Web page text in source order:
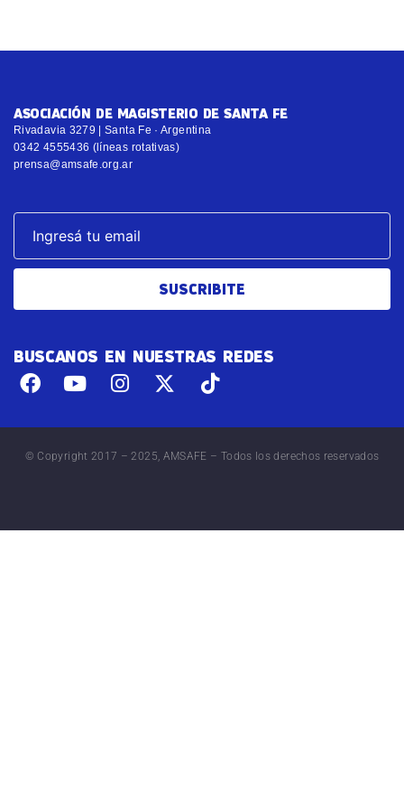
ASOCIACIÓN DE MAGISTERIO DE SANTA FE
Rivadavia 3279 | Santa Fe · Argentina
0342 4555436 (líneas rotativas)
prensa@amsafe.org.ar
SUSCRIBITE
BUSCANOS EN NUESTRAS REDES
© Copyright 2017 – 2025, AMSAFE – Todos los derechos reservados